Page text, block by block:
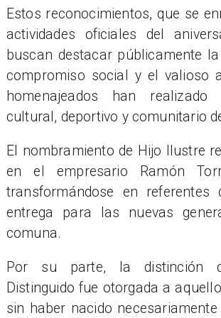
Estos reconocimientos, que se
actividades oficiales del
buscan destacar públicamente
compromiso social y el valioso
homenajeados han
cultural, deportivo y comunitario
El nombramiento de Hijo Ilustre
en el empresario Ramón
transformándose en referentes
entrega para las nuevas
comuna.
Por su parte, la distinción
Distinguido fue otorgada a
sin haber nacido